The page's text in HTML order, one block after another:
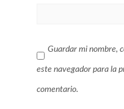
Guardar mi nombre,
este navegador para la
comentario.